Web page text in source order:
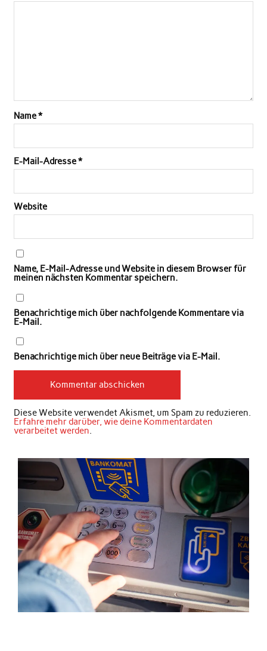
Name*
E-Mail-Adresse*
Website
Name, E-Mail-Adresse und Website in diesem Browser für
meinen nächsten Kommentar speichern.
Benachrichtige mich über nachfolgende Kommentare via
E-Mail.
Benachrichtige mich über neue Beiträge via E-Mail.
Diese Website verwendet Akismet, um Spam zu reduzieren.
Erfahre mehr darüber, wie deine Kommentardaten
verarbeitet werden.